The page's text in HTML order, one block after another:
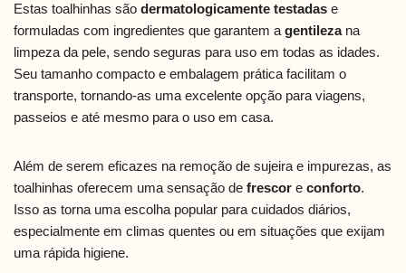
Estas toalhinhas são dermatologicamente testadas e
formuladas com ingredientes que garantem agentilezana
limpeza da pele, sendo seguras para uso em todas as idades.
Seu tamanho compacto e embalagem prática facilitam o
transporte, tornando-as uma excelente opção para viagens,
passeios e até mesmo para o uso em casa.
Além de serem eficazes na remoção de sujeira e impurezas, as
toalhinhas oferecem uma sensação de frescor e conforto.
Isso as torna uma escolha popular para cuidados diários,
especialmente em climas quentes ou em situações que exijam
uma rápida higiene.